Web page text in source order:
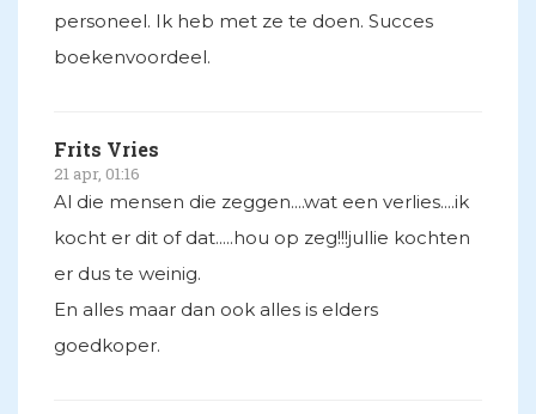
personeel. Ik heb met ze te doen. Succes
boekenvoordeel.
Frits Vries
21 apr, 01:16
Al die mensen die zeggen....wat een verlies....ik
kocht er dit of dat.....hou op zeg!!!jullie kochten
er dus te weinig.
En alles maar dan ook alles is elders
goedkoper.